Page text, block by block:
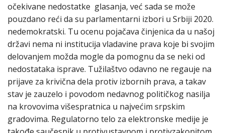
očekivane nedostatke glasanja, već sada se može
pouzdano reći da su parlamentarni izbori u Srbiji 2020.
nedemokratski. Tu ocenu pojačava činjenica da u našoj
državi nema ni institucija vladavine prava koje bi svojim
delovanjem možda mogle da pomognu da se neki od
nedostataka isprave. Tužilaštvo odavno ne regauje na
prijave za krivična dela protiv izbornih prava, a takav
stav je zauzelo i povodom nedavnog političkog nasilja
na krovovima višespratnica u najvećim srpskim
gradovima. Regulatorno telo za elektronske medije je